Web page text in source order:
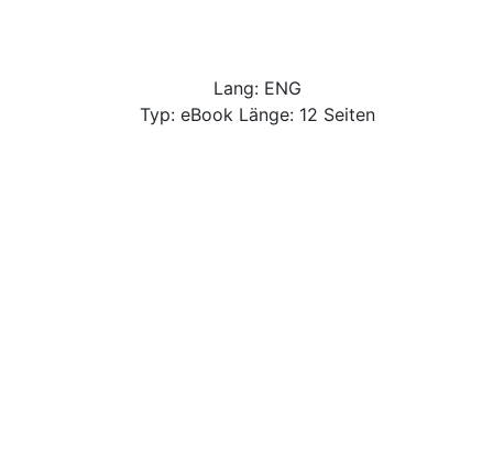
Lang: ENG
Typ: eBook Länge: 12 Seiten